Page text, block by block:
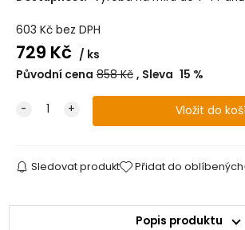
603 Kč bez DPH
729 Kč
ks
Původní cena 858Kč Sleva 15 %
Sledovat produkt Přidat do oblíbených
Popis produktu